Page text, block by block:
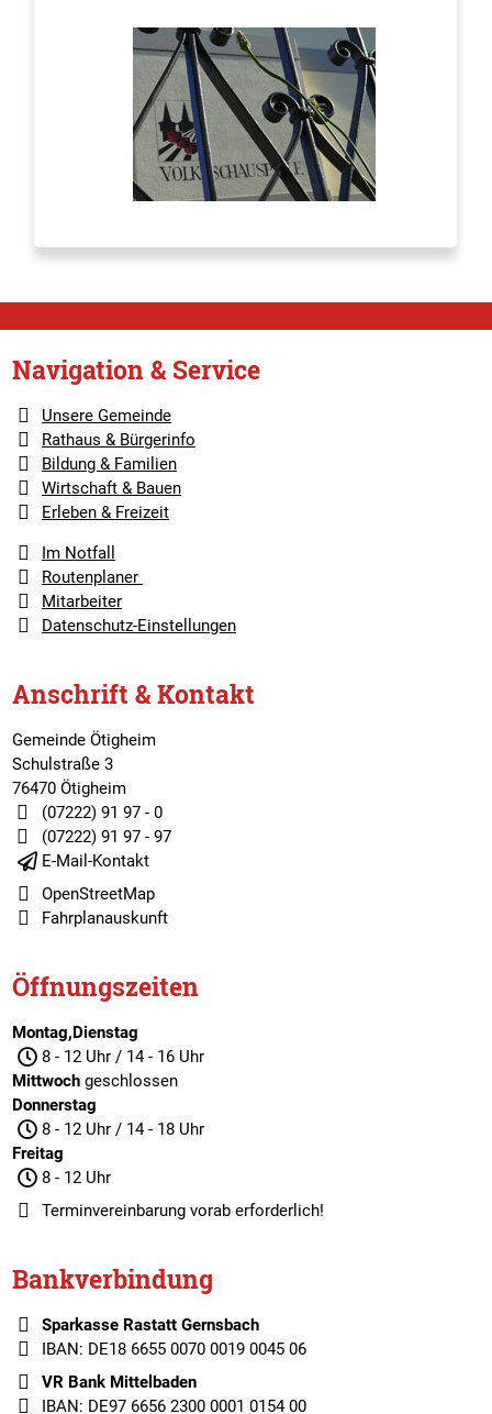
Navigation & Service
Unsere Gemeinde
Rathaus & Bürgerinfo
Bildung & Familien
Wirtschaft & Bauen
Erleben & Freizeit
Im Notfall
Routenplaner
Mitarbeiter
Datenschutz-Einstellungen
Anschrift & Kontakt
Gemeinde Ötigheim
Schulstraße 3
76470 Ötigheim
(07222) 91 97 - 0
(07222) 91 97 - 97
E-Mail-Kontakt
OpenStreetMap
Fahrplanauskunft
Öffnungszeiten
Montag,Dienstag
8 - 12 Uhr / 14 - 16 Uhr
Mittwochgeschlossen
Donnerstag
8 - 12 Uhr / 14 - 18 Uhr
Freitag
8 - 12 Uhr
Terminvereinbarungvorab erforderlich!
Bankverbindung
Sparkasse Rastatt Gernsbach
IBAN: DE18 6655 0070 0019 0045 06
VR Bank Mittelbaden
IBAN: DE97 6656 2300 0001 0154 00